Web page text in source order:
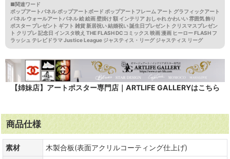
■関連ワード
ポップアートパネル ポップアートボード ポップアートフレーム アート グラフィックアート
パネル ウォールアートパネル 絵 絵画 壁掛け 額 インテリア おしゃれ かわいい 雰囲気 飾り
ポスター プレゼント ギフト 雑貨 新居祝い 結婚祝い 誕生日プレゼント クリスマスプレゼン
ト クリプレ 記念日 インスタ映え THE FLASH DCコミックス 映画 漫画 ヒーロー FLASH フ
ラッシュ テレビドラマ Justice League ジャスティス・リーグ ジャスティス リーグ
【姉妹店】アートポスター専門店｜ARTLIFE GALLERYはこちら
商品仕様
素材
木製合板(表面アクリルコーティング仕上げ)